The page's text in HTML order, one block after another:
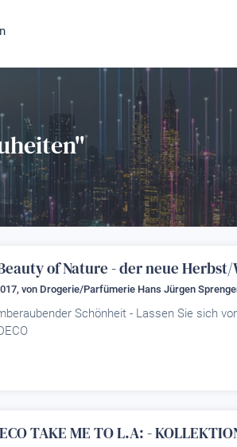
Beauty of Nature - der neue
von Drogerie/Parfümerie Hans Jürgen
Schönheit - Lassen Sie sich
TAKE ME TO L.A: -